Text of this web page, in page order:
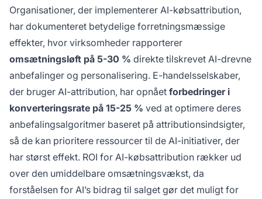
Organisationer, der implementerer AI-købsattribution,
har dokumenteret betydelige forretningsmæssige
effekter, hvor virksomheder rapporterer
omsætningsløft på 5-30 % direkte tilskrevet AI-drevne
anbefalinger og personalisering. E-handelsselskaber,
der bruger AI-attribution, har opnået forbedringer i
konverteringsrate på 15-25 % ved at optimere deres
anbefalingsalgoritmer baseret på attributionsindsigter,
så de kan prioritere ressourcer til de AI-initiativer, der
har størst effekt. ROI for AI-købsattribution rækker ud
over den umiddelbare omsætningsvækst, da
forståelsen for AI’s bidrag til salget gør det muligt for